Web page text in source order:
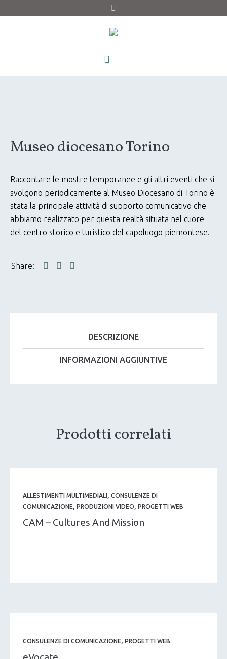
Museo diocesano Torino
Raccontare le mostre temporanee e gli altri eventi che si
svolgono periodicamente al Museo Diocesano di Torino è
stata la principale attività di supporto comunicativo che
abbiamo realizzato per questa realtà situata nel cuore
del centro storico e turistico del capoluogo piemontese.
DESCRIZIONE
INFORMAZIONI AGGIUNTIVE
Prodotti correlati
ALLESTIMENTI MULTIMEDIALI, CONSULENZE DI
COMUNICAZIONE, PRODUZIONI VIDEO, PROGETTI WEB
CAM – Cultures And Mission
CONSULENZE DI COMUNICAZIONE, PROGETTI WEB